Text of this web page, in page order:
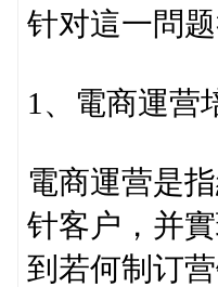
针对這一問题
1、電商運营
電商運营是
针客户，并
到若何制订